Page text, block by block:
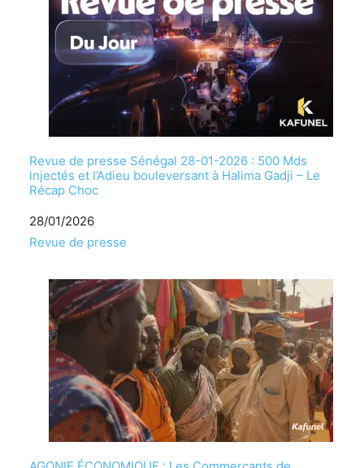
Revue de presse Sénégal 28-01-2026 : 500 Mds
injectés et l’Adieu bouleversant à Halima Gadji – Le
Récap Choc
Date
28/01/2026
Par rapport à
Revue de presse